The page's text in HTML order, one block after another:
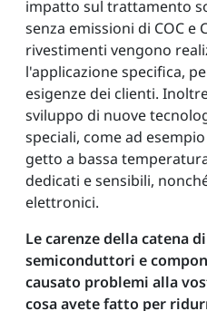
impatto sul trattamento
senza emissioni di COC e
rivestimenti vengono
l'applicazione specifica,
esigenze dei clienti.
sviluppo di nuove
speciali, come ad
getto a bassa
dedicati e sensibili,
elettronici.
Le carenze della catena
semiconduttori e
causato problemi alla
cosa avete fatto per